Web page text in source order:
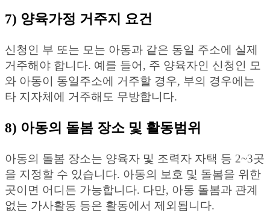
7) 양육가정 거주지 요건
신청인 부 또는 모는 아동과 같은 동일 주소에 실제
거주해야 합니다. 예를 들어, 주 양육자인 신청인 모
와 아동이 동일주소에 거주할 경우, 부의 경우에는
타 지자체에 거주해도 무방합니다.
8) 아동의 돌봄 장소 및 활동범위
아동의 돌봄 장소는 양육자 및 조력자 자택 등 2~3곳
을 지정할 수 있습니다. 아동의 보호 및 돌봄을 위한
곳이면 어디든 가능합니다. 다만, 아동 돌봄과 관계
없는 가사활동 등은 활동에서 제외됩니다.